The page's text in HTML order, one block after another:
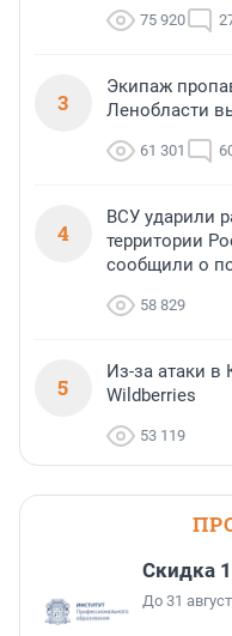
75 920
3
Экипаж
Ленобласти
61 301
4
ВСУ ударили
территории
сообщили о
58 829
5
Из-за атаки в
Wildberries
53 119
Скидка
До 31